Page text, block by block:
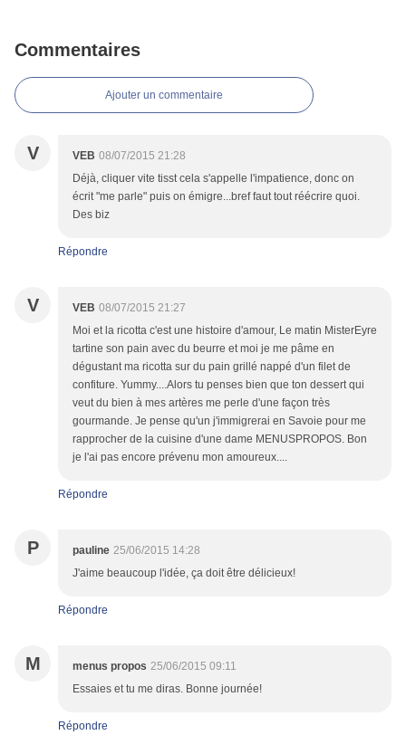
Commentaires
Ajouter un commentaire
V VEB 08/07/2015 21:28
Déjà, cliquer vite tisst cela s'appelle l'impatience, donc on
écrit "me parle" puis on émigre...bref faut tout réécrire quoi.
Des biz
Répondre
V VEB 08/07/2015 21:27
Moi et la ricotta c'est une histoire d'amour, Le matin MisterEyre
tartine son pain avec du beurre et moi je me pâme en
dégustant ma ricotta sur du pain grillé nappé d'un filet de
confiture. Yummy....Alors tu penses bien que ton dessert qui
veut du bien à mes artères me perle d'une façon très
gourmande. Je pense qu'un j'immigrerai en Savoie pour me
rapprocher de la cuisine d'une dame MENUSPROPOS. Bon
je l'ai pas encore prévenu mon amoureux....
Répondre
P pauline 25/06/2015 14:28
J'aime beaucoup l'idée, ça doit être délicieux!
Répondre
M menus propos 25/06/2015 09:11
Essaies et tu me diras. Bonne journée!
Répondre